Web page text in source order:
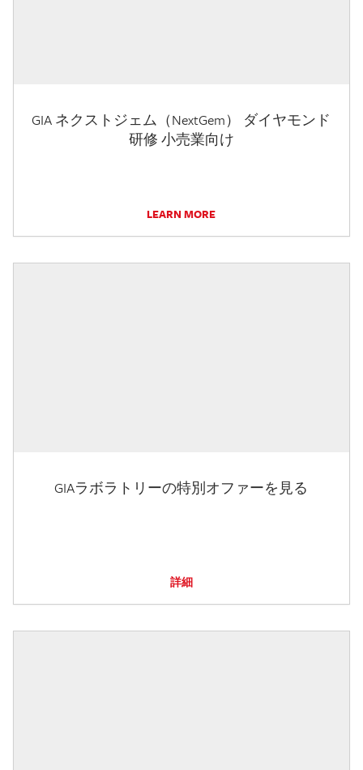
GIA ネクストジェム（NextGem） ダイヤモンド
研修 小売業向け
LEARN MORE
GIAラボラトリーの特別オファーを見る
詳細